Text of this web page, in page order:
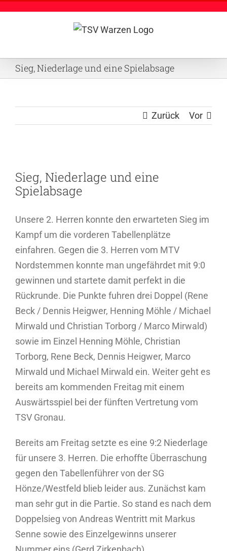
Sieg, Niederlage und eine Spielabsage
Zurück Vor
grösseres
Bild
Sieg, Niederlage und eine
Spielabsage
Unsere 2. Herren konnte den erwarteten Sieg im
Kampf um die vorderen Tabellenplätze
einfahren. Gegen die 3. Herren vom MTV
Nordstemmen konnte man ungefährdet mit 9:0
gewinnen und startete damit perfekt in die
Rückrunde. Die Punkte fuhren drei Doppel (Rene
Beck / Dennis Heigwer, Henning Möhle / Michael
Mirwald und Christian Torborg / Marco Mirwald)
sowie im Einzel Henning Möhle, Christian
Torborg, Rene Beck, Dennis Heigwer, Marco
Mirwald und Michael Mirwald ein. Weiter geht es
bereits am kommenden Freitag mit einem
Auswärtsspiel bei der fünften Vertretung vom
TSV Gronau.
Bereits am Freitag setzte es eine 9:2 Niederlage
für unsere 3. Herren. Die erhoffte Überraschung
gegen den Tabellenführer von der SG
Hönze/Westfeld blieb leider aus. Zunächst kam
man sehr gut in die Partie. So stand es nach dem
Doppelsieg von Andreas Wentritt mit Markus
Senne sowie des Einzelgewinns unserer